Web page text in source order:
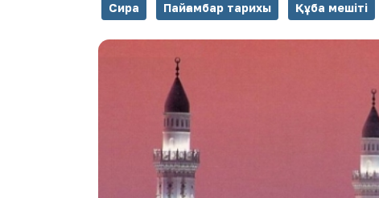
Сира Пайғамбар тарихы Құба мешіті